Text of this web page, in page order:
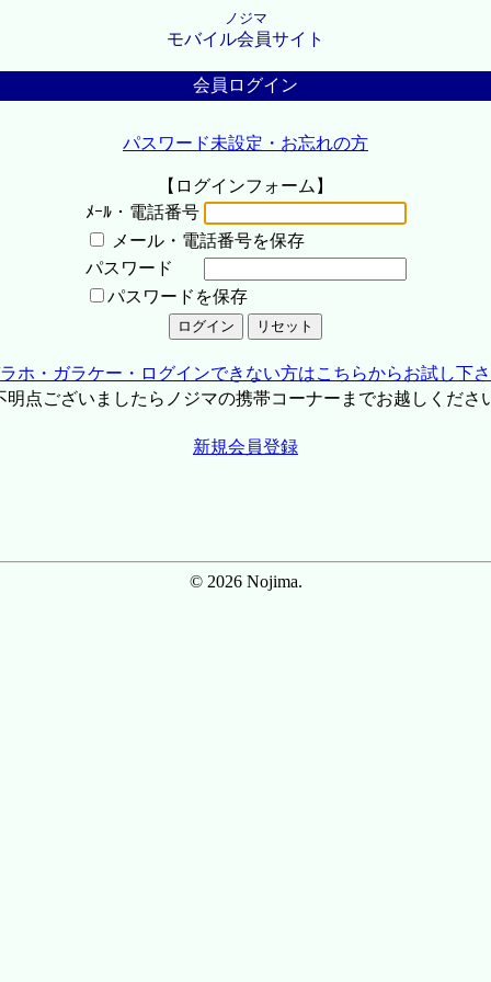
ノジマ
モバイル会員サイト
会員ログイン
パスワード未設定・お忘れの方
【ログインフォーム】
ﾒｰﾙ・電話番号
メール・電話番号を保存
パスワード
パスワードを保存
ホ・ガラケー・ログインできない方はこちらからお試し下
点ございましたらノジマの携帯コーナーまでお越しくださ
新規会員登録
© 2026 Nojima.